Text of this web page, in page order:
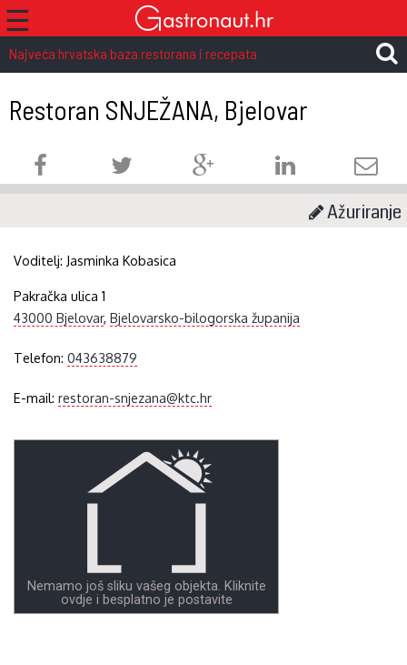
☰
Najveća hrvatska baza restorana i recepata
Restoran SNJEŽANA, Bjelovar
Ažuriranje
Voditelj: Jasminka Kobasica
Pakračka ulica 1
43000 Bjelovar,Bjelovarsko-bilogorska županija
Telefon:043638879
E-mail:restoran-snjezana@ktc.hr
Nemamo još sliku vašeg objekta. Kliknite
ovdje i besplatno je postavite